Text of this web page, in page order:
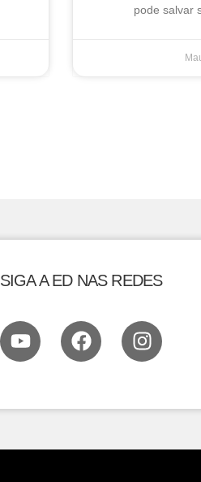
pode salvar
SIGA A ED NAS REDES